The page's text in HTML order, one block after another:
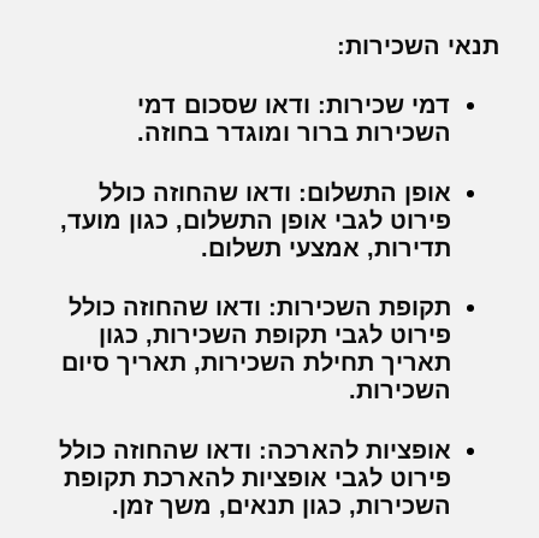
תנאי השכירות:
דמי שכירות: ודאו שסכום דמי
השכירות ברור ומוגדר בחוזה.
אופן התשלום: ודאו שהחוזה כולל
פירוט לגבי אופן התשלום, כגון מועד,
תדירות, אמצעי תשלום.
תקופת השכירות: ודאו שהחוזה כולל
פירוט לגבי תקופת השכירות, כגון
תאריך תחילת השכירות, תאריך סיום
השכירות.
אופציות להארכה: ודאו שהחוזה כולל
פירוט לגבי אופציות להארכת תקופת
השכירות, כגון תנאים, משך זמן.